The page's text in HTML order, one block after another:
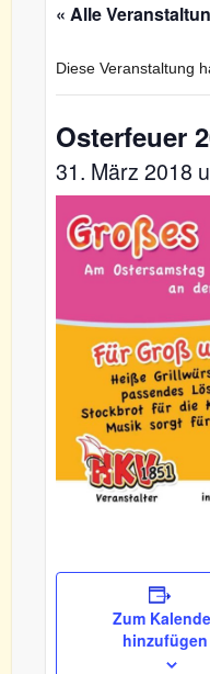
« Alle
Diese Veranstaltung
Osterfeuer
31. März 2018
Zum
hinzufügen